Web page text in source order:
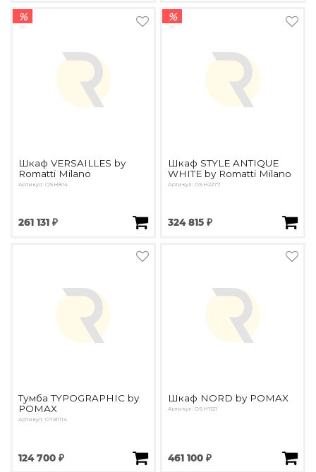
%
Шкаф VERSAILLES by
Romatti Milano
Артикул: OSH814
261 131 ₽
%
Шкаф STYLE ANTIQUE
WHITE by Romatti Milano
Артикул: OSH2277
324 815 ₽
Тумба TYPOGRAPHIC by
POMAX
Артикул: OTB1114
124 700 ₽
Шкаф NORD by POMAX
Артикул: OSH1121
461 100 ₽